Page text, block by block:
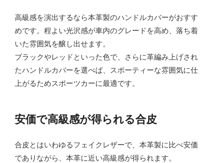
高級感を演出するなら本革製のハンドルカバーがおすす
めです。程よい光沢感が車内のグレードを高め、落ち着
いた雰囲気を醸し出せます。
ブラックやレッドといった色で、さらに革編み上げされ
たハンドルカバーを選べば、スポーティーな雰囲気に仕
上がるためスポーツカーに最適です。
安価で高級感が得られる合皮
合皮とはいわゆるフェイクレザーで、本革製に比べ安価
でありながら、本革に近い高級感が得られます。